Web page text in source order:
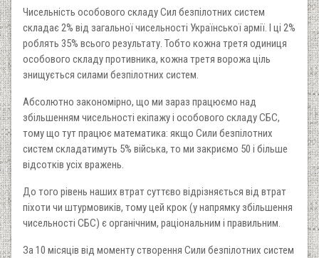
Чисельність особового складу Сил безпілотних систем
складає 2% від загальної чисельності Української армії. І ці 2%
роблять 35% всього результату. Тобто кожна третя одиниця
особового складу противника, кожна третя ворожа ціль
знищується силами безпілотних систем.
Абсолютно закономірно, що ми зараз працюємо над
збільшенням чисельності екіпажу і особового складу СБС,
тому що тут працює математика: якщо Сили безпілотних
систем складатимуть 5% війська, то ми закриємо 50 і більше
відсотків усіх вражень.
До того рівень наших втрат суттєво відрізняється від втрат
піхоти чи штурмовиків, тому цей крок (у напрямку збільшення
чисельності СБС) є органічним, раціональним і правильним.
За 10 місяців від моменту створення Сили безпілотних систем